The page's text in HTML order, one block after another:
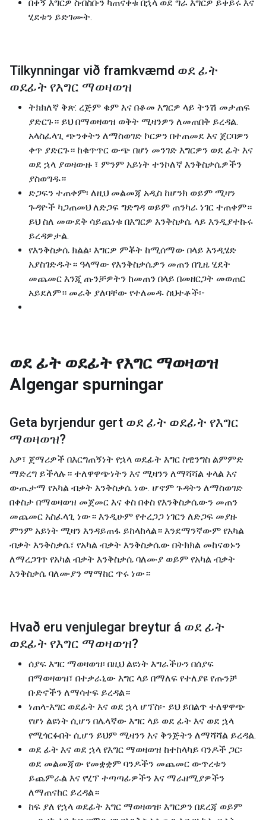
በቀኝ እግርዎ ስብስቡን ካጠናቀቁ በኋላ ወደ ግራ እግርዎ ይቀይሩ እና
ሂደቱን ይድገሙት.
Tilkynningar við framkvæmd ወደ ፊት
ወደፊት የእግር ማወዛወዝ
ትክክለኛ ቅጽ: ረጅም ቁም እና በቆመ እግርዎ ላይ ትንሽ መታጠፍ
ያድርጉ። ይህ በማወዛወዝ ወቅት ሚዛንዎን ለመጠበቅ ይረዳል.
አላስፈላጊ ጭንቀትን ለማስወገድ ኮርዎን በተጠመደ እና ጀርባዎን
ቀጥ ያድርጉ። ከቁጥጥር ውጭ በሆነ መንገድ እግርዎን ወደ ፊት እና
ወደ ኋላ ያወዛውዙ ፣ ምንም አይነት ተንኮለኛ እንቅስቃሴዎችን
ያስወግዱ።
ድጋፍን ተጠቀም፡ ለዚህ መልመጃ አዲስ ከሆንክ ወይም ሚዛን
ጉዳዮች ካጋጠመህ ለድጋፍ ግድግዳ ወይም ጠንካራ ነገር ተጠቀም።
ይህ ስለ መውደቅ ሳይጨነቁ በእግርዎ እንቅስቃሴ ላይ እንዲያተኩሩ
ይረዳዎታል.
የእንቅስቃሴ ክልል፡ እግርዎ ምቾት ከሚሰማው በላይ እንዲሄድ
አያስገድዱት። ዓላማው የእንቅስቃሴዎን መጠን በጊዜ ሂደት
መጨመር እንጂ ጡንቻዎትን ከመጠን በላይ በመዘርጋት መወጠር
አይደለም። መራቅ ያለባቸው የተለመዱ ስህተቶች፡-
ወደ ፊት ወደፊት የእግር ማወዛወዝ
Algengar spurningar
Geta byrjendur gert ወደ ፊት ወደፊት የእግር
ማወዛወዝ?
አዎ፣ ጀማሪዎች በእርግጠኝነት የኋላ ወደፊት እግር ስዊንግስ ልምምድ
ማድረግ ይችላሉ። ተለዋዋጭነትን እና ሚዛንን ለማሻሻል ቀላል እና
ውጤታማ የአካል ብቃት እንቅስቃሴ ነው. ሆኖም ጉዳትን ለማስወገድ
በቀስታ በማወዛወዝ መጀመር እና ቀስ በቀስ የእንቅስቃሴውን መጠን
መጨመር አስፈላጊ ነው። እንዲሁም የተረጋጋ ነገርን ለድጋፍ መያዙ
ምንም አይነት ሚዛን እንዳይጠፋ ይከላከላል። እንደማንኛውም የአካል
ብቃት እንቅስቃሴ፣ የአካል ብቃት እንቅስቃሴው በትክክል መከናወኑን
ለማረጋገጥ የአካል ብቃት እንቅስቃሴ ባለሙያ ወይም የአካል ብቃት
እንቅስቃሴ ባለሙያን ማማከር ጥሩ ነው።
Hvað eru venjulegar breytur á ወደ ፊት
ወደፊት የእግር ማወዛወዝ?
ሰያፍ እግር ማወዛወዝ፡ በዚህ ልዩነት እግራችሁን በሰያፍ
በማወዛወዝ፣ በተቃራኒው እግር ላይ በማለፍ የተለያዩ የጡንቻ
ቡድኖችን ለማሳተፍ ይረዳል።
ነጠላ-እግር ወደፊት እና ወደ ኋላ ሆፕስ፡- ይህ ይበልጥ ተለዋዋጭ
የሆነ ልዩነት ሲሆን በሌላኛው እግር ላይ ወደ ፊት እና ወደ ኋላ
የሚጎርፉበት ሲሆን ይህም ሚዛንን እና ቅንጅትን ለማሻሻል ይረዳል.
ወደ ፊት እና ወደ ኋላ የእግር ማወዛወዝ ከተከላካይ ባንዶች ጋር፡
ወደ መልመጃው የመቋቋም ባንዶችን መጨመር ውጥረቱን
ይጨምራል እና የሂፕ ተጣጣፊዎችን እና ማራዘሚያዎችን
ለማጠናከር ይረዳል።
ከፍ ያለ የኋላ ወደፊት እግር ማወዛወዝ፡ እግርዎን በደረጃ ወይም